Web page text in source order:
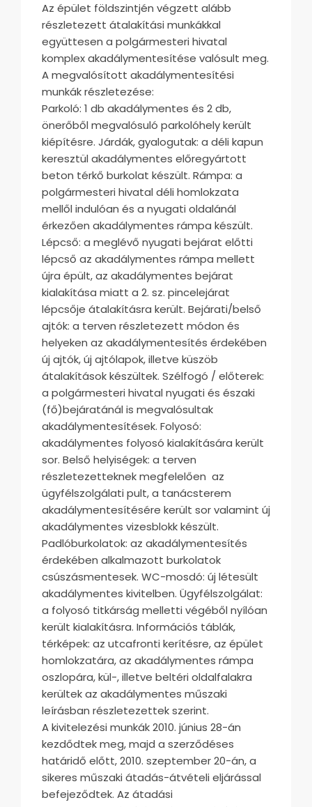
Az épület földszintjén végzett alább
részletezett átalakítási munkákkal
együttesen a polgármesteri hivatal
komplex akadálymentesítése valósult meg.
A megvalósított akadálymentesítési
munkák részletezése:
Parkoló: 1 db akadálymentes és 2 db,
önerőből megvalósuló parkolóhely került
kiépítésre. Járdák, gyalogutak: a déli kapun
keresztül akadálymentes előregyártott
beton térkő burkolat készült. Rámpa: a
polgármesteri hivatal déli homlokzata
mellől indulóan és a nyugati oldalánál
érkezően akadálymentes rámpa készült.
Lépcső: a meglévő nyugati bejárat előtti
lépcső az akadálymentes rámpa mellett
újra épült, az akadálymentes bejárat
kialakítása miatt a 2. sz. pincelejárat
lépcsője átalakításra került. Bejárati/belső
ajtók: a terven részletezett módon és
helyeken az akadálymentesítés érdekében
új ajtók, új ajtólapok, illetve küszöb
átalakítások készültek. Szélfogó / előterek:
a polgármesteri hivatal nyugati és északi
(fő)bejáratánál is megvalósultak
akadálymentesítések. Folyosó:
akadálymentes folyosó kialakítására került
sor. Belső helyiségek: a terven
részletezetteknek megfelelően az
ügyfélszolgálati pult, a tanácsterem
akadálymentesítésére került sor valamint új
akadálymentes vizesblokk készült.
Padlóburkolatok: az akadálymentesítés
érdekében alkalmazott burkolatok
csúszásmentesek. WC-mosdó: új létesült
akadálymentes kivitelben. Ügyfélszolgálat:
a folyosó titkárság melletti végéből nyílóan
került kialakításra. Információs táblák,
térképek: az utcafronti kerítésre, az épület
homlokzatára, az akadálymentes rámpa
oszlopára, kül-, illetve beltéri oldalfalakra
kerültek az akadálymentes műszaki
leírásban részletezettek szerint.
A kivitelezési munkák 2010. június 28-án
kezdődtek meg, majd a szerződéses
határidő előtt, 2010. szeptember 20-án, a
sikeres műszaki átadás-átvételi eljárással
befejeződtek. Az átadási